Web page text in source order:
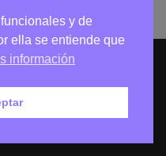
mejor experiencia en
utilizamos o
y de
ella se entiende que
información